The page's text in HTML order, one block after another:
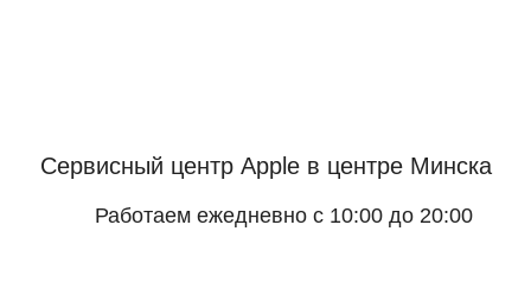
Сервисный центр Appleв центре Минска
Работаем ежедневно с 10:00 до 20:00